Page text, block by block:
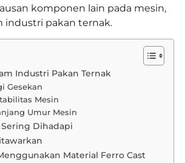
komponen lain pada mesin,
industri pakan ternak.
Industri Pakan Ternak
Gesekan
Mesin
Umur Mesin
Dihadapi
Material Ferro Cast